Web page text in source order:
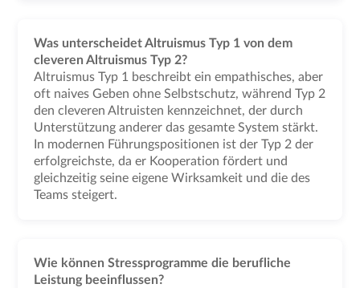
Was unterscheidet Altruismus Typ 1 von dem
cleveren Altruismus Typ 2?
Altruismus Typ 1 beschreibt ein empathisches, aber
oft naives Geben ohne Selbstschutz, während Typ 2
den cleveren Altruisten kennzeichnet, der durch
Unterstützung anderer das gesamte System stärkt.
In modernen Führungspositionen ist der Typ 2 der
erfolgreichste, da er Kooperation fördert und
gleichzeitig seine eigene Wirksamkeit und die des
Teams steigert.
Wie können Stressprogramme die berufliche
Leistung beeinflussen?